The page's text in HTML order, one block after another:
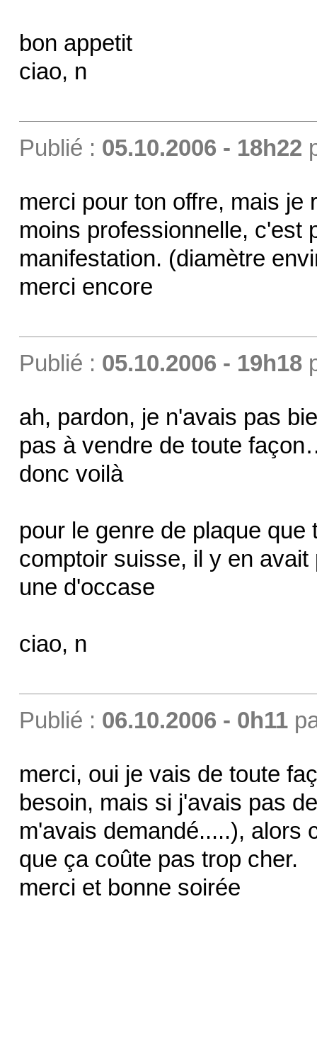
bon appetit
ciao, n
Publié : 05.10.2006 - 18h22
merci pour ton offre, mais je
moins professionnelle, c'est
manifestation. (diamètre
merci encore
Publié : 05.10.2006 - 19h18
ah, pardon, je n'avais pas
pas à vendre de toute
donc voilà
pour le genre de plaque
comptoir suisse, il y en
une d'occase
ciao, n
Publié : 06.10.2006 - 0h11
merci, oui je vais de toute
besoin, mais si j'avais pas
m'avais demandé.....), alors
que ça coûte pas trop cher.
merci et bonne soirée